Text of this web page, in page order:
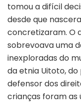
tomou a difícil
desde que
concretizaram. O
sobrevoava uma
inexploradas do
da etnia Uitoto,
defensor dos
crianças foram as